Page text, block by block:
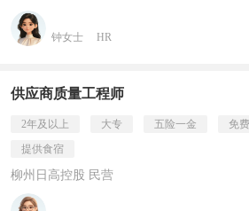
钟女士 HR
供应商质量工程师
2年及以上 大专 五险一金 免
提供食宿
柳州日高控股 民营